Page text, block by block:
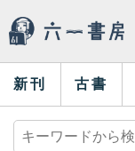
新刊 古書